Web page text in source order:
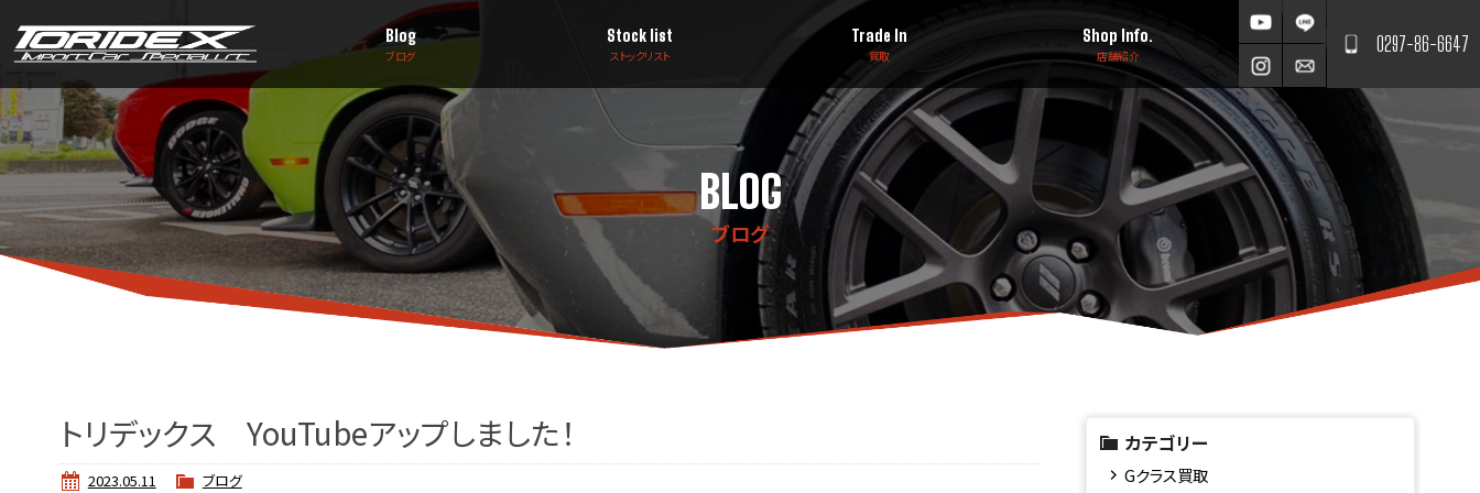
0297-86-6647
Blog
ブログ
Stock list
ストックリスト
Trade In
買取
Shop Info.
店舗紹介
BLOG
ブログ
トリデックス YouTubeアップしました！
2023.05.11 ブログ
カテゴリー
Gクラス買取